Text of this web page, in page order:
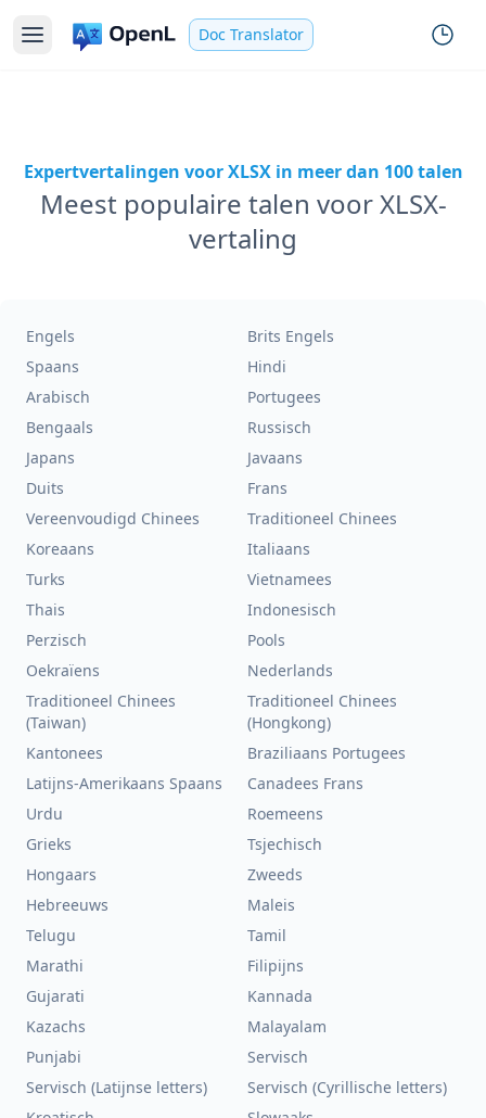
Doc Translator
Expertvertalingen voor XLSX in meer dan 100 talen
Meest populaire talen voor XLSX-
vertaling
Engels
Brits Engels
Spaans
Hindi
Arabisch
Portugees
Bengaals
Russisch
Japans
Javaans
Duits
Frans
Vereenvoudigd Chinees
Traditioneel Chinees
Koreaans
Italiaans
Turks
Vietnamees
Thais
Indonesisch
Perzisch
Pools
Oekraïens
Nederlands
Traditioneel Chinees
(Taiwan)
Traditioneel Chinees
(Hongkong)
Kantonees
Braziliaans Portugees
Latijns-Amerikaans Spaans
Canadees Frans
Urdu
Roemeens
Grieks
Tsjechisch
Hongaars
Zweeds
Hebreeuws
Maleis
Telugu
Tamil
Marathi
Filipijns
Gujarati
Kannada
Kazachs
Malayalam
Punjabi
Servisch
Servisch (Latijnse letters)
Servisch (Cyrillische letters)